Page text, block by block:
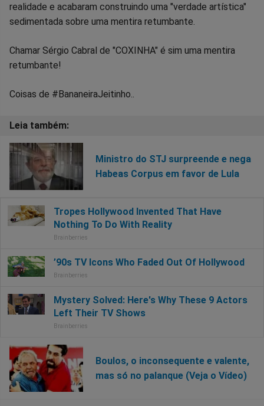
realidade e acabaram construindo uma "verdade artística"
sedimentada sobre uma mentira retumbante.
Chamar Sérgio Cabral de "COXINHA" é sim uma mentira
retumbante!
Coisas de #BananeiraJeitinho..
Ministro do STJ surpreende e nega
Habeas Corpus em favor de Lula
Boulos, o inconsequente e valente,
mas só no palanque (Veja o Vídeo)